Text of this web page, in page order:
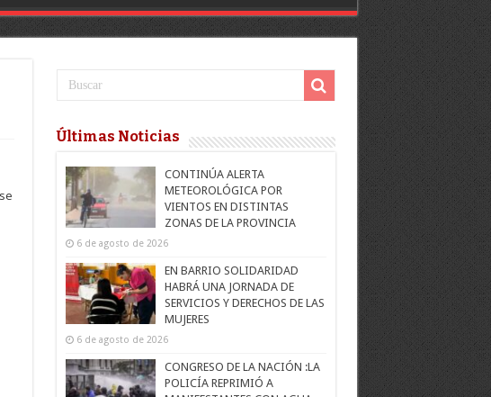
Últimas Noticias
CONTINÚA ALERTA
METEOROLÓGICA POR
VIENTOS EN DISTINTAS
ZONAS DE LA PROVINCIA
6 de agosto de 2026
EN BARRIO SOLIDARIDAD
HABRÁ UNA JORNADA DE
SERVICIOS Y DERECHOS DE LAS
MUJERES
6 de agosto de 2026
CONGRESO DE LA NACIÓN :LA
POLICÍA REPRIMIÓ A